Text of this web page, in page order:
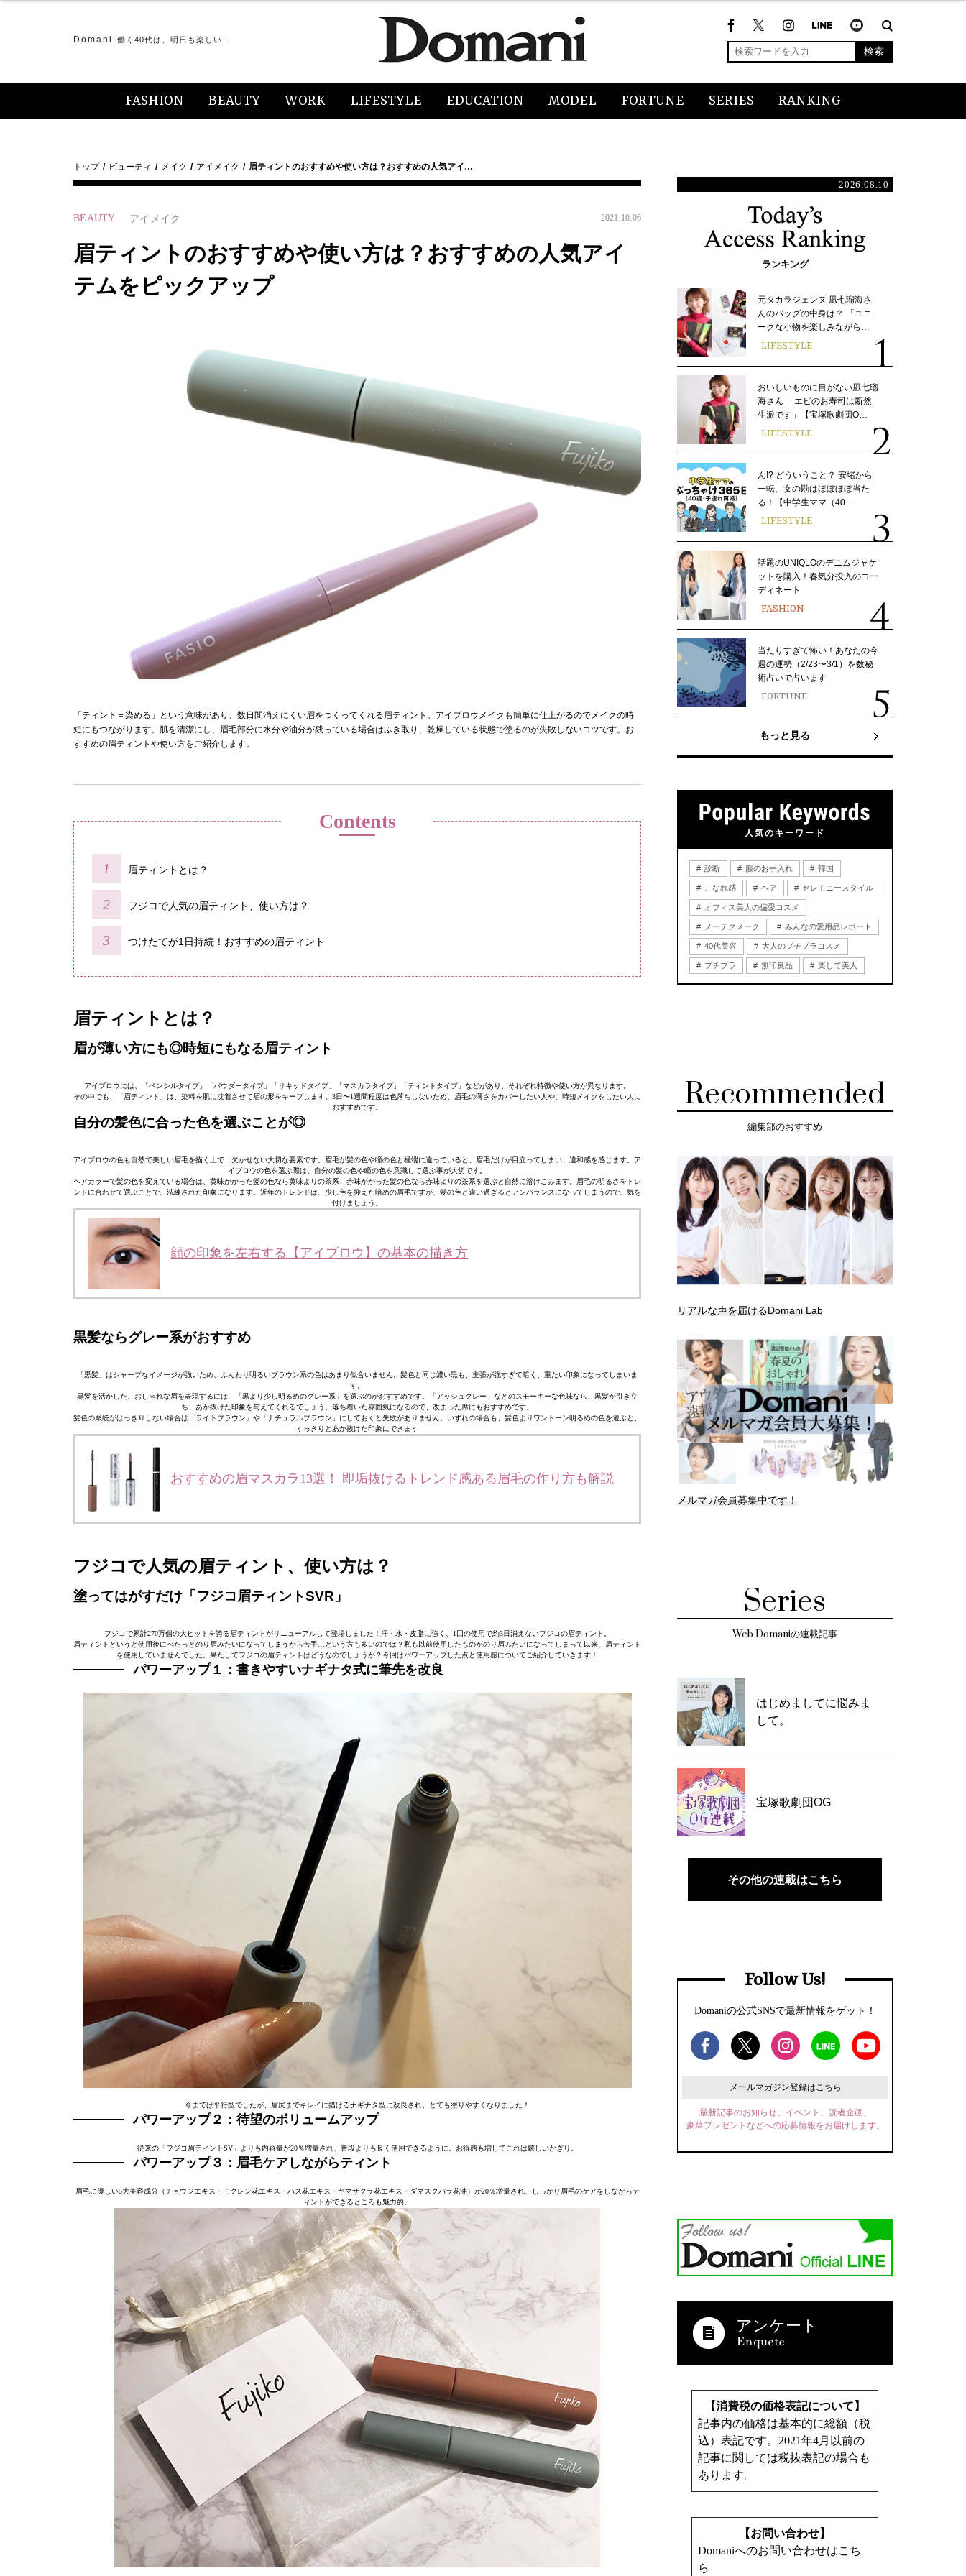
Domani 働く40代は、明日も楽しい！
検索
FASHION BEAUTY WORK LIFESTYLE EDUCATION MODEL FORTUNE SERIES RANKING
トップ ビューティ メイク アイメイク 眉ティントのおすすめや使い方は？おすすめの人気アイ…
BEAUTY アイメイク 2021.10.06
眉ティントのおすすめや使い方は？おすすめの人気アイ
テムをピックアップ
「ティント＝染める」という意味があり、数日間消えにくい眉をつくってくれる眉ティント。アイブロウメイクも簡単に仕上がるのでメイクの時
短にもつながります。肌を清潔にし、眉毛部分に水分や油分が残っている場合はふき取り、乾燥している状態で塗るのが失敗しないコツです。お
すすめの眉ティントや使い方をご紹介します。
Contents
眉ティントとは？
フジコで人気の眉ティント、使い方は？
つけたてが1日持続！おすすめの眉ティント
眉ティントとは？
眉が薄い方にも◎時短にもなる眉ティント
アイブロウには、「ペンシルタイプ」「パウダータイプ」「リキッドタイプ」「マスカラタイプ」「ティントタイプ」などがあり、それぞれ特徴や使い方が異なります。
その中でも、「眉ティント」は、染料を肌に沈着させて眉の形をキープします。3日〜1週間程度は色落ちしないため、眉毛の薄さをカバーしたい人や、時短メイクをしたい人に
おすすめです。
自分の髪色に合った色を選ぶことが◎
アイブロウの色も自然で美しい眉毛を描く上で、欠かせない大切な要素です。眉毛が髪の色や瞳の色と極端に違っていると、眉毛だけが目立ってしまい、違和感を感じます。ア
イブロウの色を選ぶ際は、自分の髪の色や瞳の色を意識して選ぶ事が大切です。
ヘアカラーで髪の色を変えている場合は、黄味がかった髪の色なら黄味よりの茶系、赤味がかった髪の色なら赤味よりの茶系を選ぶと自然に溶けこみます。眉毛の明るさをトレ
ンドに合わせて選ぶことで、洗練された印象になります。近年のトレンドは、少し色を抑えた暗めの眉毛ですが、髪の色と違い過ぎるとアンバランスになってしまうので、気を
付けましょう。
顔の印象を左右する【アイブロウ】の基本の描き方
黒髪ならグレー系がおすすめ
「黒髪」はシャープなイメージが強いため、ふんわり明るいブラウン系の色はあまり似合いません。髪色と同じ濃い黒も、主張が強すぎて暗く、重たい印象になってしまいま
す。
黒髪を活かした、おしゃれな眉を表現するには、「黒より少し明るめのグレー系」を選ぶのがおすすめです。「アッシュグレー」などのスモーキーな色味なら、黒髪が引き立
ち、あか抜けた印象を与えてくれるでしょう。落ち着いた雰囲気になるので、改まった席にもおすすめです。
髪色の系統がはっきりしない場合は「ライトブラウン」や「ナチュラルブラウン」にしておくと失敗がありません。いずれの場合も、髪色よりワントーン明るめの色を選ぶと、
すっきりとあか抜けた印象にできます
おすすめの眉マスカラ13選！ 即垢抜けるトレンド感ある眉毛の作り方も解説
フジコで人気の眉ティント、使い方は？
塗ってはがすだけ「フジコ眉ティントSVR」
フジコで累計270万個の大ヒットを誇る眉ティントがリニューアルして登場しました！汗・水・皮脂に強く、1回の使用で約3日消えないフジコの眉ティント。
眉ティントというと使用後にべたっとのり眉みたいになってしまうから苦手…という方も多いのでは？私も以前使用したものがのり眉みたいになってしまって以来、眉ティント
を使用していませんでした。果たしてフジコの眉ティントはどうなのでしょうか？今回はパワーアップした点と使用感についてご紹介していきます！
パワーアップ１：書きやすいナギナタ式に筆先を改良
今までは平行型でしたが、眉尻までキレイに描けるナギナタ型に改良され、とても塗りやすくなりました！
パワーアップ２：待望のボリュームアップ
従来の「フジコ眉ティントSV」よりも内容量が20％増量され、普段よりも長く使用できるように。お得感も増してこれは嬉しいかぎり。
パワーアップ３：眉毛ケアしながらティント
眉毛に優しい5大美容成分（チョウジエキス・モクレン花エキス・ハス花エキス・ヤマザクラ花エキス・ダマスクバラ花油）が20％増量され、しっかり眉毛のケアをしながらテ
ィントができるところも魅力的。
2026.08.10
ランキング
元タカラジェンヌ 凪七瑠海さ
んのバッグの中身は？ 「ユニ
ークな小物を楽しみながら…
LIFESTYLE
おいしいものに目がない凪七瑠
海さん 「エビのお寿司は断然
生派です」【宝塚歌劇団O…
LIFESTYLE
ん!? どういうこと？ 安堵から
一転、女の勘はほぼほぼ当た
る！【中学生ママ（40…
LIFESTYLE
話題のUNIQLOのデニムジャケ
ットを購入！春気分投入のコー
ディネート
FASHION
当たりすぎて怖い！あなたの今
週の運勢（2/23〜3/1）を数秘
術占いで占います
FORTUNE
もっと見る
人気のキーワード
診断 服のお手入れ 韓国
こなれ感 ヘア セレモニースタイル
オフィス美人の偏愛コスメ
ノーテクメーク みんなの愛用品レポート
40代美容 大人のプチプラコスメ
プチプラ 無印良品 楽して美人
Recommended
編集部のおすすめ
リアルな声を届けるDomani Lab
メルマガ会員募集中です！
Series
Web Domaniの連載記事
はじめましてに悩みま
して。
宝塚歌劇団OG
その他の連載はこちら
Follow Us!
Domaniの公式SNSで最新情報をゲット！
メールマガジン登録はこちら
最新記事のお知らせ、イベント、読者企画、
豪華プレゼントなどへの応募情報をお届けします。
アンケート
【消費税の価格表記について】
記事内の価格は基本的に総額（税
込）表記です。2021年4月以前の
記事に関しては税抜表記の場合も
あります。
【お問い合わせ】
Domaniへのお問い合わせはこち
ら